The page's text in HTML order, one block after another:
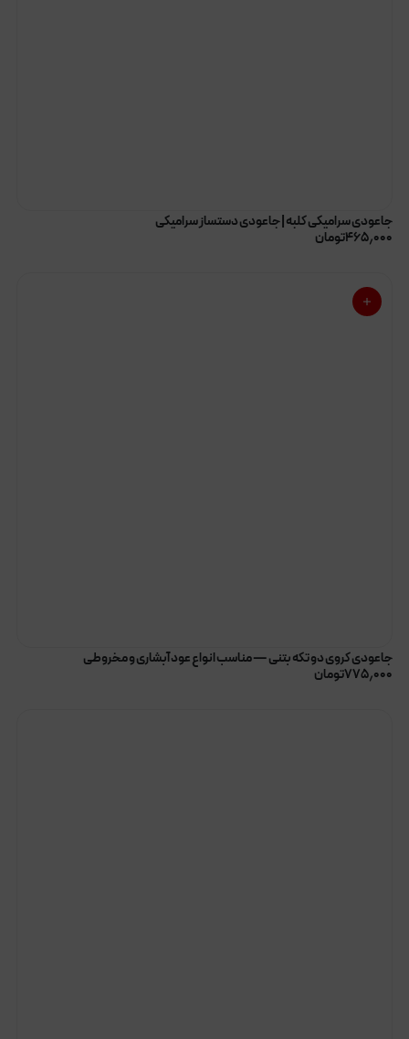
جاعودی سرامیکی کلبه | جاعودی دستساز سرامیکی
۴۶۵٫۰۰۰تومان
جاعودی کروی دو تکه بتنی — مناسب انواع عود آبشاری و مخروطی
۷۷۵٫۰۰۰تومان